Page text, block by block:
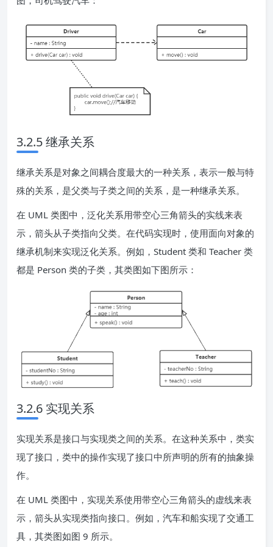
3.2.5 继承关系
继承关系是对象之间耦合度最大的一种关系，表示一般与特
殊的关系，是父类与子类之间的关系，是一种继承关系。
在 UML 类图中，泛化关系用带空心三角箭头的实线来表
示，箭头从子类指向父类。在代码实现时，使用面向对象的
继承机制来实现泛化关系。例如，Student 类和 Teacher 类
都是 Person 类的子类，其类图如下图所示：
3.2.6 实现关系
实现关系是接口与实现类之间的关系。在这种关系中，类实
现了接口，类中的操作实现了接口中所声明的所有的抽象操
作。
在 UML 类图中，实现关系使用带空心三角箭头的虚线来表
示，箭头从实现类指向接口。例如，汽车和船实现了交通工
具，其类图如图 9 所示。